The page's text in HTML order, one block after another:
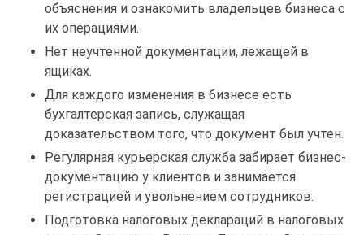
объяснения и ознакомить владельцев бизнеса с
их операциями.
Нет неучтенной документации, лежащей в
ящиках.
Для каждого изменения в бизнесе есть
бухгалтерская запись, служащая
доказательством того, что документ был учтен.
Регулярная курьерская служба забирает бизнес-
документацию у клиентов и занимается
регистрацией и увольнением сотрудников.
Подготовка налоговых деклараций в налоговых